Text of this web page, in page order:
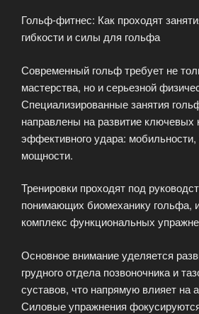
Гольф-фитнес: Как проходят
гибкости и силы для гольфа
Современный гольф требует не
мастерства, но и серьезной
Специализированные занятия
направлены на развитие ключевых
эффективного удара: мобильности,
мощности.
Тренировки проходят под
понимающих биомеханику гольфа,
комплекс функциональных
Основное внимание уделяется
грудного отдела позвоночника и
суставов, что напрямую влияет на
Силовые упражнения